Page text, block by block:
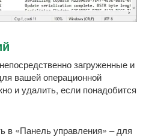
загруженные и
вашей операционной
и удалить, если понадобится
в «Панель управления» – для